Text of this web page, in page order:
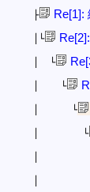
├ Re[1]:
│└
│ └
│ └
│ └
│ └
│
│